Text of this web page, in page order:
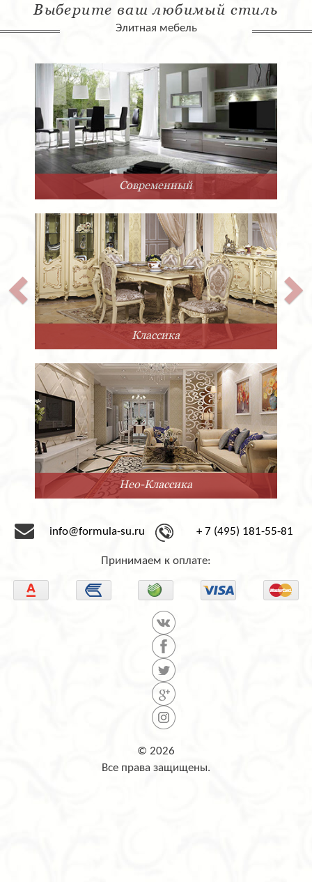
Выберите ваш любимый стиль
Элитная мебель
Современный
Классика
Нео-Классика
info@formula-su.ru + 7 (495) 181-55-81
Принимаем к оплате:
© 2026
Все права защищены.